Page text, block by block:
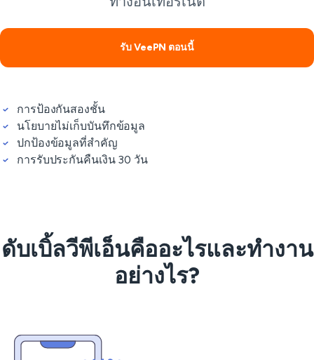
รับ VeePN ตอนนี้
การป้องกันสองชั้น
นโยบายไม่เก็บบันทึกข้อมูล
ปกป้องข้อมูลที่สำคัญ
การรับประกันคืนเงิน 30 วัน
ดับเบิ้ลวีพีเอ็นคืออะไรและทำงาน
อย่างไร?